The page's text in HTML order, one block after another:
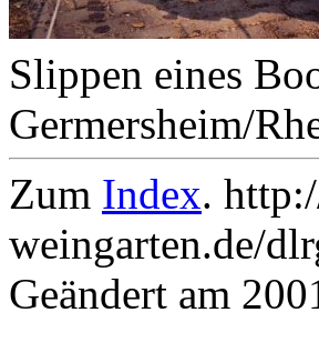
Slippen eines
Germersheim/
Zum Index.
weingarten.de/
Geändert am